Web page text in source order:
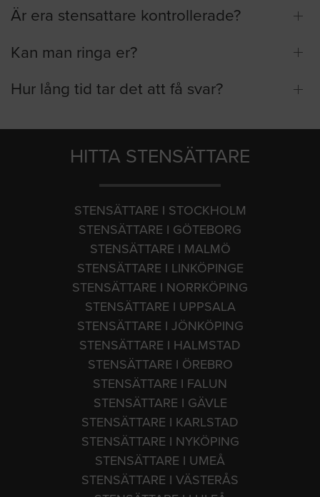
Är era stensattare kontrollerade?
Kan man ringa er?
Hur lång tid tar det att få svar?
HITTA STENSÄTTARE
STENSÄTTARE I STOCKHOLM
STENSÄTTARE I GÖTEBORG
STENSÄTTARE I MALMÖ
STENSÄTTARE I LINKÖPINGE
STENSÄTTARE I NORRKÖPING
STENSÄTTARE I UPPSALA
STENSÄTTARE I JÖNKÖPING
STENSÄTTARE I HALMSTAD
STENSÄTTARE I ÖREBRO
STENSÄTTARE I FALUN
STENSÄTTARE I GÄVLE
STENSÄTTARE I KARLSTAD
STENSÄTTARE I NYKÖPING
STENSÄTTARE I UMEÅ
STENSÄTTARE I VÄSTERÅS